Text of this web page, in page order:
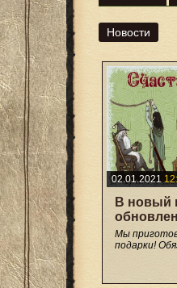
Новости
02.01.2021
В новый
Мы
подарки!